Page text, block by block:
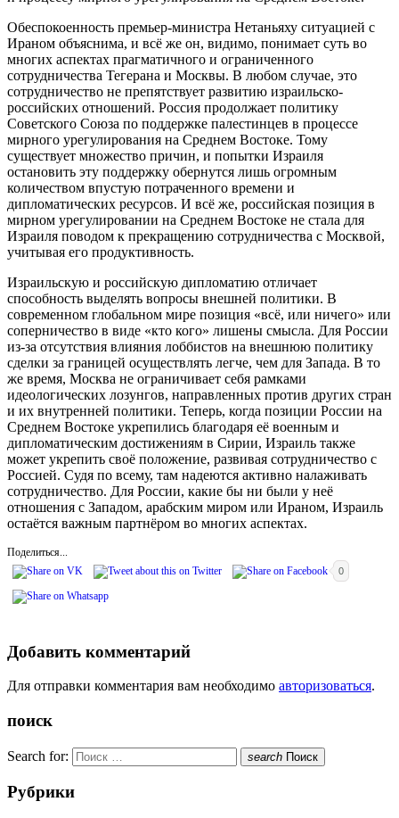
Обеспокоенность премьер-министра Нетаньяху ситуацией с
Ираном объяснима, и всё же он, видимо, понимает суть во
многих аспектах прагматичного и ограниченного
сотрудничества Тегерана и Москвы. В любом случае, это
сотрудничество не препятствует развитию израильско-
российских отношений. Россия продолжает политику
Советского Союза по поддержке палестинцев в процессе
мирного урегулирования на Среднем Востоке. Тому
существует множество причин, и попытки Израиля
остановить эту поддержку обернутся лишь огромным
количеством впустую потраченного времени и
дипломатических ресурсов. И всё же, российская позиция в
мирном урегулировании на Среднем Востоке не стала для
Израиля поводом к прекращению сотрудничества с Москвой,
учитывая его продуктивность.
Израильскую и российскую дипломатию отличает
способность выделять вопросы внешней политики. В
современном глобальном мире позиция «всё, или ничего» или
соперничество в виде «кто кого» лишены смысла. Для России
из-за отсутствия влияния лоббистов на внешнюю политику
сделки за границей осуществлять легче, чем для Запада. В то
же время, Москва не ограничивает себя рамками
идеологических лозунгов, направленных против других стран
и их внутренней политики. Теперь, когда позиции России на
Среднем Востоке укрепились благодаря её военным и
дипломатическим достижениям в Сирии, Израиль также
может укрепить своё положение, развивая сотрудничество с
Россией. Судя по всему, там надеются активно налаживать
сотрудничество. Для России, какие бы ни были у неё
отношения с Западом, арабским миром или Ираном, Израиль
остаётся важным партнёром во многих аспектах.
Поделиться...
0
Добавить комментарий
Для отправки комментария вам необходимо авторизоваться.
поиск
Search for: search Поиск
Рубрики